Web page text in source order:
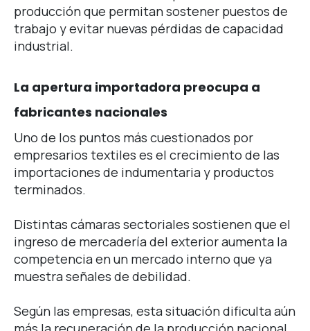
producción que permitan sostener puestos de
trabajo y evitar nuevas pérdidas de capacidad
industrial.
La apertura importadora preocupa a
fabricantes nacionales
Uno de los puntos más cuestionados por
empresarios textiles es el crecimiento de las
importaciones de indumentaria y productos
terminados.
Distintas cámaras sectoriales sostienen que el
ingreso de mercadería del exterior aumenta la
competencia en un mercado interno que ya
muestra señales de debilidad.
Según las empresas, esta situación dificulta aún